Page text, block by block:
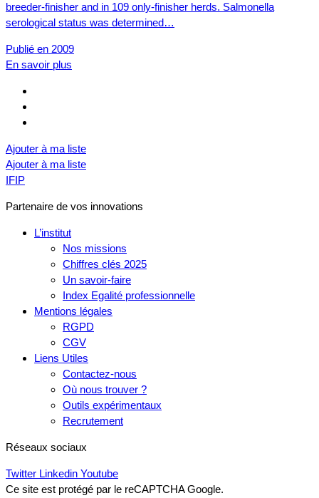
breeder-finisher and in 109 only-finisher herds. Salmonella
serological status was determined…
Publié en 2009
En savoir plus
Ajouter à ma liste
Ajouter à ma liste
IFIP
Partenaire de vos innovations
L’institut
Nos missions
Chiffres clés 2025
Un savoir-faire
Index Egalité professionnelle
Mentions légales
RGPD
CGV
Liens Utiles
Contactez-nous
Où nous trouver ?
Outils expérimentaux
Recrutement
Réseaux sociaux
Twitter Linkedin Youtube
Ce site est protégé par le reCAPTCHA Google.